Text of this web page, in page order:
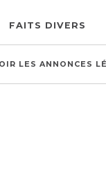
FAITS DIVERS
LES ANNONCES